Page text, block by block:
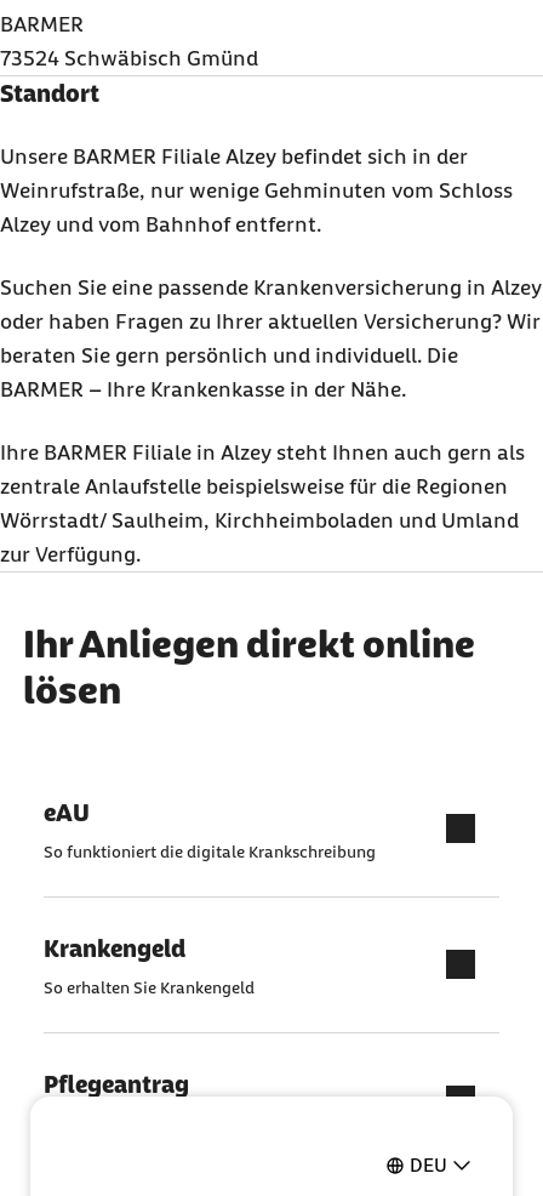
DEU
BARMER
73524 Schwäbisch Gmünd
Standort
Unsere BARMER Filiale Alzey befindet sich in der
Weinrufstraße, nur wenige Gehminuten vom Schloss
Alzey und vom Bahnhof entfernt.
Suchen Sie eine passende Krankenversicherung in Alzey
oder haben Fragen zu Ihrer aktuellen Versicherung? Wir
beraten Sie gern persönlich und individuell. Die
BARMER – Ihre Krankenkasse in der Nähe.
Ihre BARMER Filiale in Alzey steht Ihnen auch gern als
zentrale Anlaufstelle beispielsweise für die Regionen
Wörrstadt/ Saulheim, Kirchheimboladen und Umland
zur Verfügung.
Ihr Anliegen direkt online
lösen
eAU
So funktioniert die digitale Krankschreibung
Krankengeld
So erhalten Sie Krankengeld
Pflegeantrag